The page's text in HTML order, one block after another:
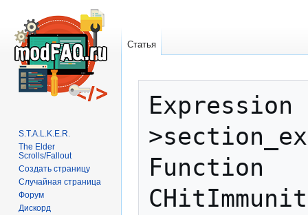
навигации
поиску
Function
Статья
S.T.A.L.K.E.R.
The Elder
Scrolls/Fallout
Создать страницу
Случайная страница
Форум
Дискорд